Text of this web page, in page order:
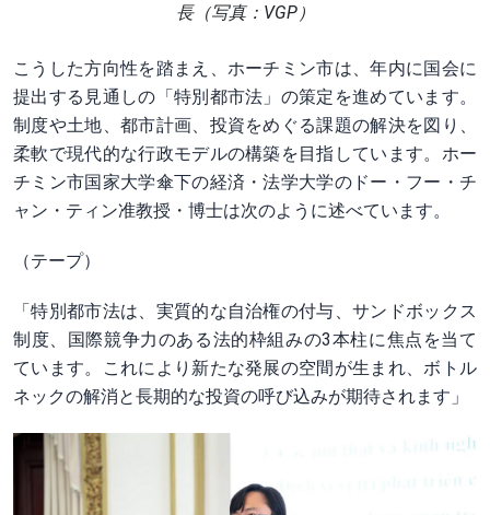
長（写真：VGP）
こうした方向性を踏まえ、ホーチミン市は、年内に国会に
提出する見通しの「特別都市法」の策定を進めています。
制度や土地、都市計画、投資をめぐる課題の解決を図り、
柔軟で現代的な行政モデルの構築を目指しています。ホー
チミン市国家大学傘下の経済・法学大学のドー・フー・チ
ャン・ティン准教授・博士は次のように述べています。
（テープ）
「特別都市法は、実質的な自治権の付与、サンドボックス
制度、国際競争力のある法的枠組みの3本柱に焦点を当て
ています。これにより新たな発展の空間が生まれ、ボトル
ネックの解消と長期的な投資の呼び込みが期待されます」